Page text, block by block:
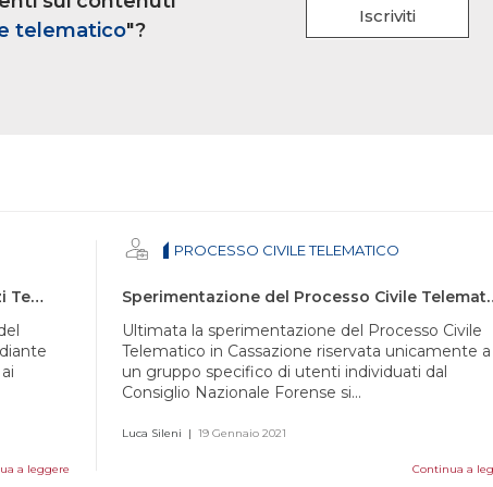
telematico"?
Iscriviti
Accesso tramite SPID al Portale del Servizi Telematici del Ministero di Giustizia
a leggere
PROCESSO CIVILE TELEMATICO
Sperimentazione
Ultimata la sperimentazione del Processo Civile
Telematico in Cassazione riservata unicamente a
un gruppo specifico di utenti individuati dal
Consiglio Nazionale Forense si...
Luca Sileni | 19 Gennaio 2021
Continua a